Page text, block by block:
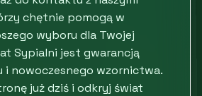
chętnie pomogą w
wyboru dla Twojej
Sypialni jest gwarancją
i nowoczesnego wzornictwa.
już dziś i odkryj świat